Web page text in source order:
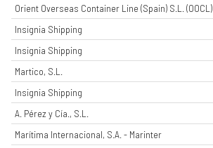
Orient Overseas Container Line (Spain) S.L. (OOCL)
Insignia Shipping
Insignia Shipping
Martico, S.L.
Insignia Shipping
A. Pérez y Cía., S.L.
Marítima Internacional, S.A. - Marinter